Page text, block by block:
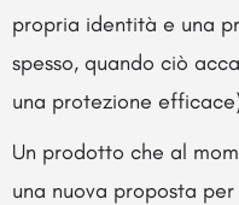
propria identità e una
spesso, quando ciò
una protezione
Un prodotto che al
una nuova proposta